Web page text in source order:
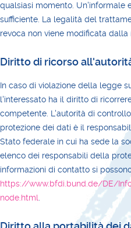
qualsiasi momento. Un'informale
sufficiente. La legalità del
revoca non viene modificata dalla
Diritto di ricorso
In caso di violazione della legge
l'interessato ha il diritto di
competente. L'autorità di
protezione dei dati è il
Stato federale in cui ha sede la
elenco dei responsabili della
informazioni di contatto si
https://www.bfdi.bund.de/DE/
node.html